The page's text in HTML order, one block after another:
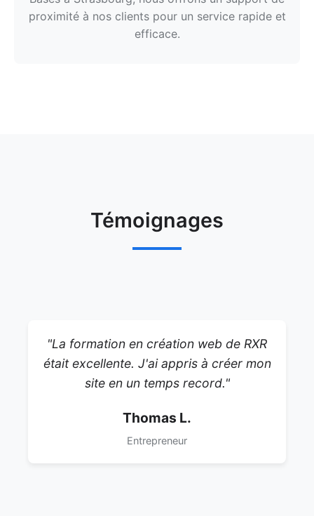
proximité à nos clients pour un service rapide et
efficace.
Témoignages
"La formation en création web de RXR
était excellente. J'ai appris à créer mon
site en un temps record."
Thomas L.
Entrepreneur